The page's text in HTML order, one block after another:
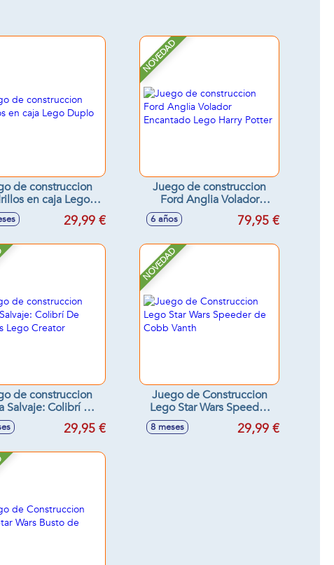
de construccion
caja Lego
29,99 €
NOVEDAD
Juego de construccion
Ford Anglia Volador
Encantado Lego Harry
6 años 79,95 €
de construccion
Salvaje: Colibrí De
Lego Creator
29,95 €
NOVEDAD
Juego de Construccion
Lego Star Wars Speeder
de Cobb Vanth
8 meses 29,99 €